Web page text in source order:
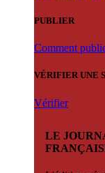
PUBLIER
Comment
VÉRIFIER UNE
Vérifier
LE